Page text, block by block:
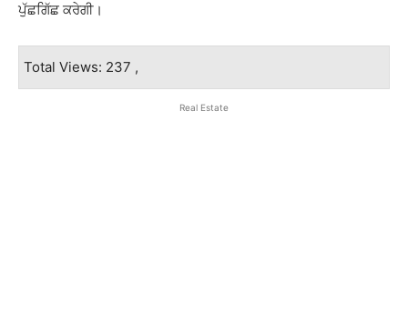
ਪੁੱਛਗਿੱਛ ਕਰੇਗੀ।
Total Views: 237 ,
Real Estate